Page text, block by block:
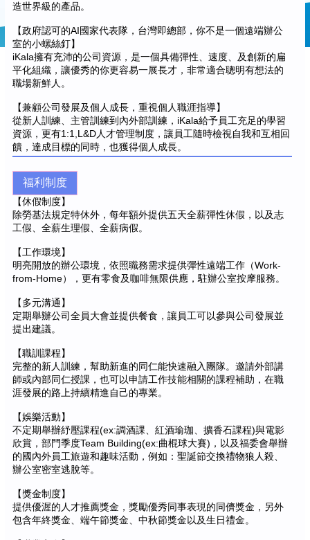
造世界級的產品。
【政府認可的AI國家代表隊，台灣即總部，你不是一個遠端辦公
室的小螺絲釘】
iKala擁有充沛的公司資源，是一個具備彈性、速度、及創新的扁
平化組織，讓優秀的你更容易一展長才，非常適合聰明有想法的
職場新鮮人。
【兼顧公司發展及個人成長，重視個人職涯指導】
從新人訓練、主管訓練到內外部訓練，iKala給予員工充足的學習
資源，更有1:1,L&D人才管理制度，讓員工隨時檢視自我和互相回
饋，達成目標的同時，也獲得個人成長。
福利制度
【休假制度】
除勞基法規定特休外，每年額外提供五天全薪彈性休假，以及志
工假、全薪生理假、全薪病假。
【工作環境】
明亮開放的辦公環境，依照職務需求提供彈性遠端工作（Work-
from-Home），更有零食及咖啡無限供應，駐辦公室按摩服務。
【多元溝通】
定期舉辦公司全員大會並提供餐食，讓員工可以參與公司發展並
提出建議。
【職訓課程】
完整的新人訓練，幫助新進的同仁能快速融入團隊。邀請外部講
師或內部同仁授課，也可以申請工作技能相關的課程補助，在職
涯發展的路上持續精進自己的專業。
【娛樂活動】
不定期舉辦紓壓課程(ex:調酒課、紅酒瑜珈、擴香石課程)與電影
欣賞，部門季度Team Building(ex:曲棍球大賽)，以及福委會舉辦
的國內外員工旅遊和趣味活動，例如：聖誕節交換禮物狼人殺、
辦公室密室逃脫等。
【獎金制度】
提供優渥的人才推薦獎金，獎勵優秀同事表現的同儕獎金，另外
包含年終獎金、端午節獎金、中秋節獎金以及生日禮金。